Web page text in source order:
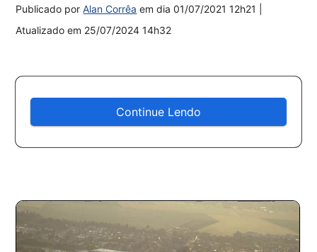
Publicado porAlan Corrêa em dia01/07/2021 12h21
Atualizado em 25/07/2024 14h32
Continue Lendo